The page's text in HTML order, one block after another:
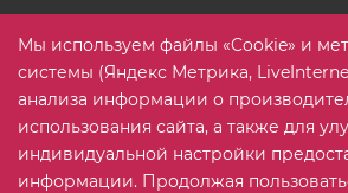
Условия оплаты
Условия доставки
Гарантия на товар
Вопрос-ответ
Мы используем файлы «Cookie» и
системы (Яндекс Метрика,
анализа информации о
использования сайта, а также для
индивидуальной настройки
информации. Продолжая